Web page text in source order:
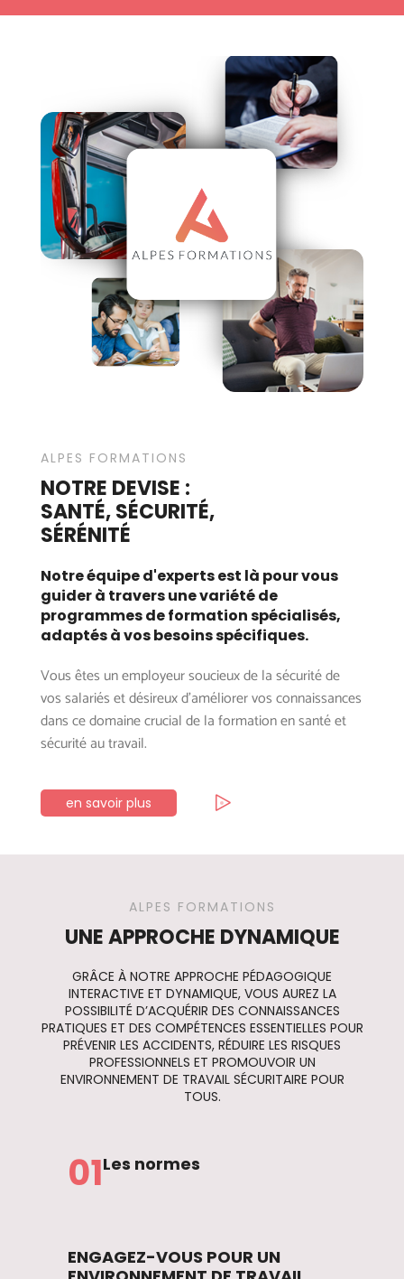
ALPES FORMATIONS
NOTRE DEVISE :
SANTÉ, SÉCURITÉ,
SÉRÉNITÉ
Notre équipe d'experts est là pour vous
guider à travers une variété de
programmes de formation spécialisés,
adaptés à vos besoins spécifiques.
Vous êtes un employeur soucieux de la sécurité de
vos salariés et désireux d’améliorer vos connaissances
dans ce domaine crucial de la formation en santé et
sécurité au travail.
en savoir plus
ALPES FORMATIONS
UNE APPROCHE DYNAMIQUE
GRÂCE À NOTRE APPROCHE PÉDAGOGIQUE
INTERACTIVE ET DYNAMIQUE, VOUS AUREZ LA
POSSIBILITÉ D’ACQUÉRIR DES CONNAISSANCES
PRATIQUES ET DES COMPÉTENCES ESSENTIELLES POUR
PRÉVENIR LES ACCIDENTS, RÉDUIRE LES RISQUES
PROFESSIONNELS ET PROMOUVOIR UN
ENVIRONNEMENT DE TRAVAIL SÉCURITAIRE POUR
TOUS.
01Les normes
ENGAGEZ-VOUS POUR UN